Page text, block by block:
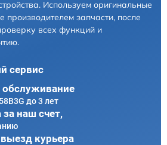
Используем оригинальные
производителем запчасти, после
всех функций и
сервис
обслуживание
до 3 лет
наш счет,
курьера